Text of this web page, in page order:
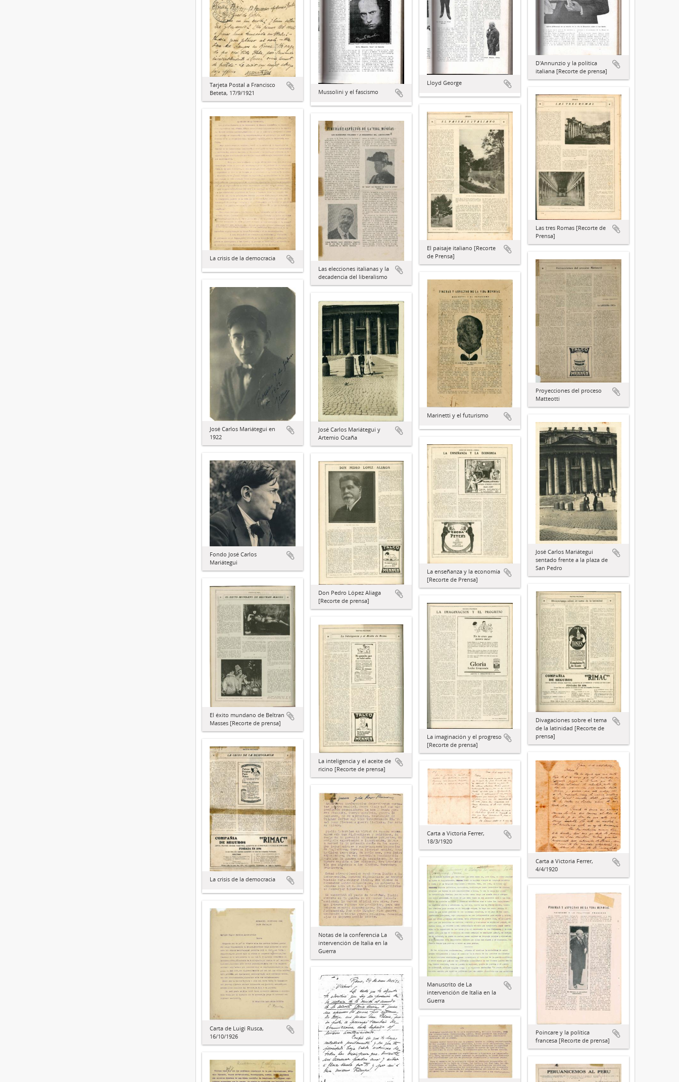
D'Annunzio y la política
italiana [Recorte de prensa]
Tarjeta Postal a Francisco
Beteta, 17/9/1921
Lloyd George
Mussolini y el fascismo
Las tres Romas [Recorte de
Prensa]
El paisaje italiano [Recorte
de Prensa]
La crisis de la democracia
Las elecciones italianas y la
decadencia del liberalismo
Proyecciones del proceso
Matteotti
Marinetti y el futurismo
José Carlos Mariátegui en
1922
José Carlos Mariátegui y
Artemio Ocaña
José Carlos Mariátegui
sentado frente a la plaza de
San Pedro
La enseñanza y la economía
[Recorte de Prensa]
Fondo José Carlos
Mariátegui
Don Pedro López Aliaga
[Recorte de prensa]
El éxito mundano de Beltran
Masses [Recorte de prensa]
Divagaciones sobre el tema
de la latinidad [Recorte de
prensa]
La imaginación y el progreso
[Recorte de prensa]
La inteligencia y el aceite de
ricino [Recorte de prensa]
La crisis de la democracia
Carta a Victoria Ferrer,
4/4/1920
Carta a Victoria Ferrer,
18/3/1920
Notas de la conferencia La
intervención de Italia en la
Guerra
Manuscrito de La
intervención de Italia en la
Guerra
Poincare y la política
francesa [Recorte de prensa]
Carta de Luigi Rusca,
16/10/1926